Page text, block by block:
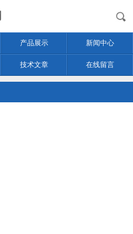
产品展示 新闻中心
技术文章 在线留言